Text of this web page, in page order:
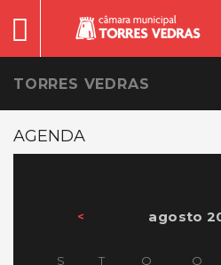
TORRES VEDRAS
AGENDA
< agosto
S T Q Q